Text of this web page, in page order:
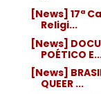
[News] 17ª
Religi...
[News]
POÉTICO
[News]
QUEER ...